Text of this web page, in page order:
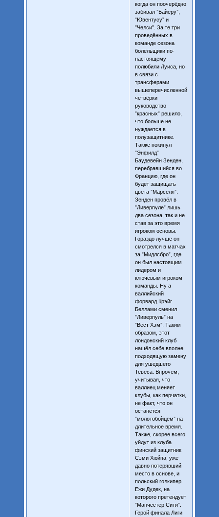
когда он поочерёдно
забивал ”Байеру”,
”Ювентусу” и
”Челси”. За те три
проведённых в
команде сезона
болельщики по-
настоящему
полюбили Луиса, но
в связи с
трансферами
вышеперечисленной
четвёрки
руководство
”красных” решило,
что больше не
нуждается в
полузащитнике.
Также покинул
”Энфилд”
Баудевейн Зенден,
перебравшийся во
Францию, где он
будет защищать
цвета ”Марселя”.
Зенден провёл в
”Ливерпуле” лишь
два сезона, так и не
став за это время
игроком основы.
Гораздо лучше он
смотрелся в матчах
за ”Мидлсбро”, где
он был настоящим
лидером и
ключевым игроком
команды. Ну а
валлийский
форвард Крэйг
Беллами сменил
”Ливерпуль” на
”Вест Хэм”. Таким
образом, этот
лондонский клуб
нашёл себе вполне
подходящую замену
для ушедшего
Тевеса. Впрочем,
учитывая, что
валлиец меняет
клубы, как перчатки,
не факт, что он
останется
”молотобойцем” на
длительное время.
Также, скорее всего
уйдут из клуба
финский защитник
Сэми Хюйпа, уже
давно потерявший
место в основе, и
польский голкипер
Ежи Дудек, на
которого претендует
”Манчестер Сити”.
Герой финала Лиги